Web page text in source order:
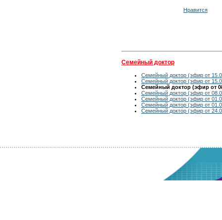
Нравится
Семейный доктор
Семейный доктор (эфир от
Семейный доктор (эфир от
Семейный доктор (эфир от
Семейный доктор (эфир от
Семейный доктор (эфир от
Семейный доктор (эфир от
Семейный доктор (эфир от